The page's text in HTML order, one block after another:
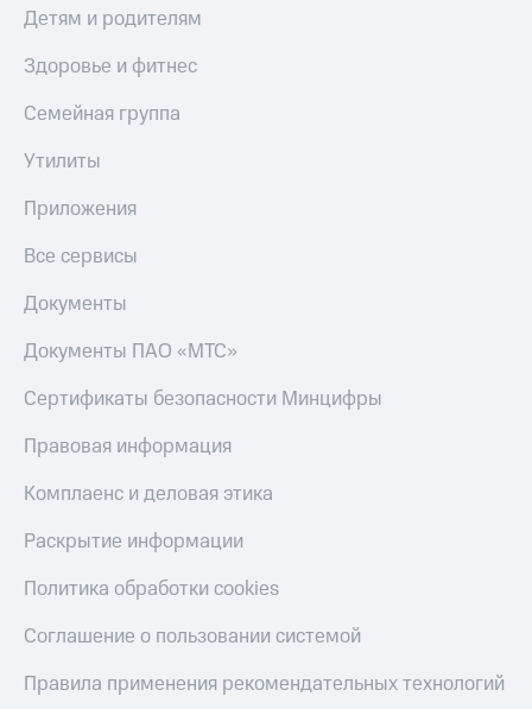
Детям и родителям
Здоровье и фитнес
Семейная группа
Утилиты
Приложения
Все сервисы
Документы
Документы ПАО «МТС»
Сертификаты безопасности Минцифры
Правовая информация
Комплаенс и деловая этика
Раскрытие информации
Политика обработки cookies
Соглашение о пользовании системой
Правила применения рекомендательных технологий